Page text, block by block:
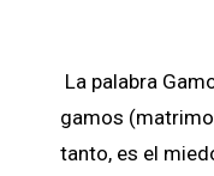
La palabra
gamos
tanto, es el